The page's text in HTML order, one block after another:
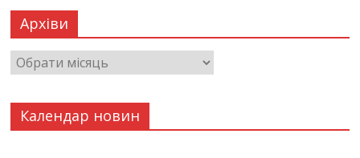
Архіви
Календар новин